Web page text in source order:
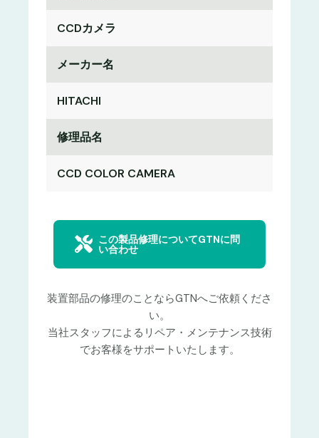
CCDカメラ
メーカー名
HITACHI
修理品名
CCD COLOR CAMERA
この製品修理についてGTNに問
い合わせ
装置部品の修理のことならGTNへご依頼くださ
い。
当社スタッフによるリペア・メンテナンス技術
でお客様をサポートいたします。